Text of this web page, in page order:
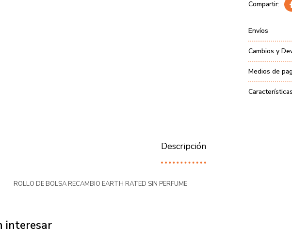
Envíos
Cambios y
Medios de
Características
Descripción
ROLLO DE BOLSA RECAMBIO EARTH RATED SIN PERFUME
interesar